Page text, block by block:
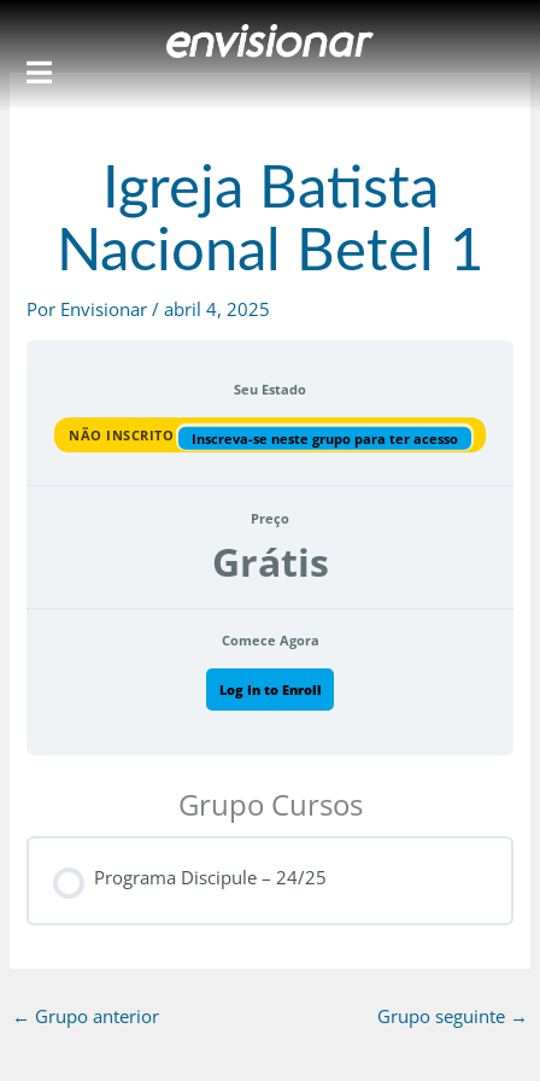
Ir
para
o
conteúdo
Igreja Batista
Nacional Betel 1
Por Envisionar/abril 4, 2025
Seu Estado
NÃO INSCRITO Inscreva-se neste grupo para ter acesso
Preço
Grátis
Comece Agora
Log In to Enroll
Grupo Cursos
Programa Discipule – 24/25
← Grupo anterior Grupo seguinte →